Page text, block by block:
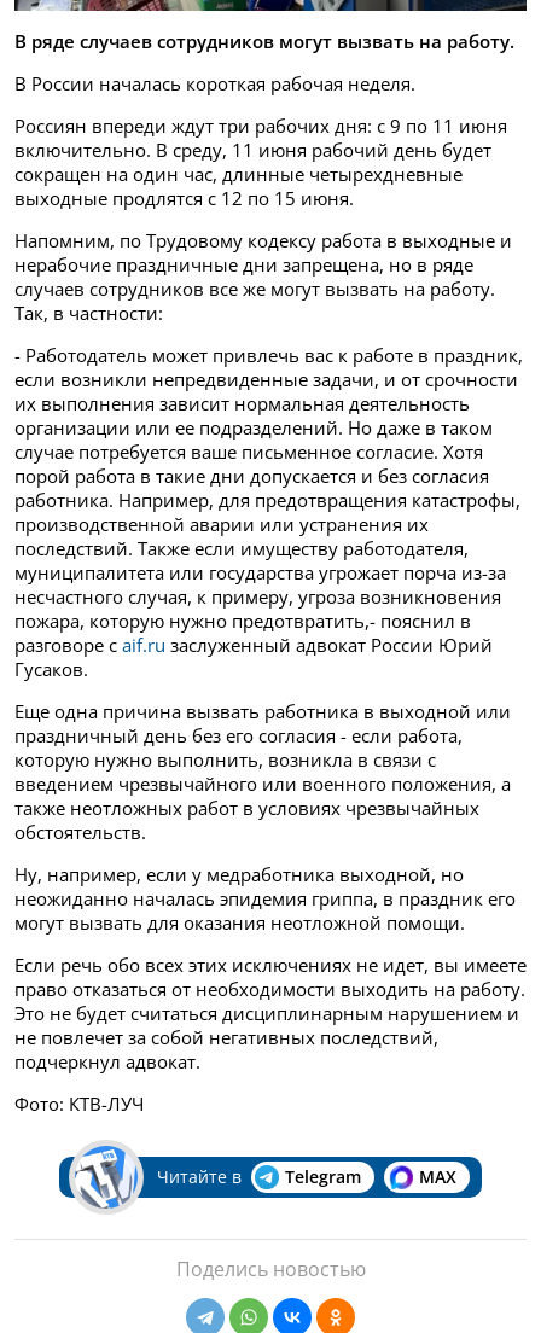
В ряде случаев сотрудников могут вызвать на работу.
В России началась короткая рабочая неделя.
Россиян впереди ждут три рабочих дня: с 9 по 11 июня
включительно. В среду, 11 июня рабочий день будет
сокращен на один час, длинные четырехдневные
выходные продлятся с 12 по 15 июня.
Напомним, по Трудовому кодексу работа в выходные и
нерабочие праздничные дни запрещена, но в ряде
случаев сотрудников все же могут вызвать на работу.
Так, в частности:
- Работодатель может привлечь вас к работе в праздник,
если возникли непредвиденные задачи, и от срочности
их выполнения зависит нормальная деятельность
организации или ее подразделений. Но даже в таком
случае потребуется ваше письменное согласие. Хотя
порой работа в такие дни допускается и без согласия
работника. Например, для предотвращения катастрофы,
производственной аварии или устранения их
последствий. Также если имуществу работодателя,
муниципалитета или государства угрожает порча из-за
несчастного случая, к примеру, угроза возникновения
пожара, которую нужно предотвратить,- пояснил в
разговоре с aif.ru заслуженный адвокат России Юрий
Гусаков.
Еще одна причина вызвать работника в выходной или
праздничный день без его согласия - если работа,
которую нужно выполнить, возникла в связи с
введением чрезвычайного или военного положения, а
также неотложных работ в условиях чрезвычайных
обстоятельств.
Ну, например, если у медработника выходной, но
неожиданно началась эпидемия гриппа, в праздник его
могут вызвать для оказания неотложной помощи.
Если речь обо всех этих исключениях не идет, вы имеете
право отказаться от необходимости выходить на работу.
Это не будет считаться дисциплинарным нарушением и
не повлечет за собой негативных последствий,
подчеркнул адвокат.
Фото: КТВ-ЛУЧ
Читайте в Telegram MAX
Поделись новостью